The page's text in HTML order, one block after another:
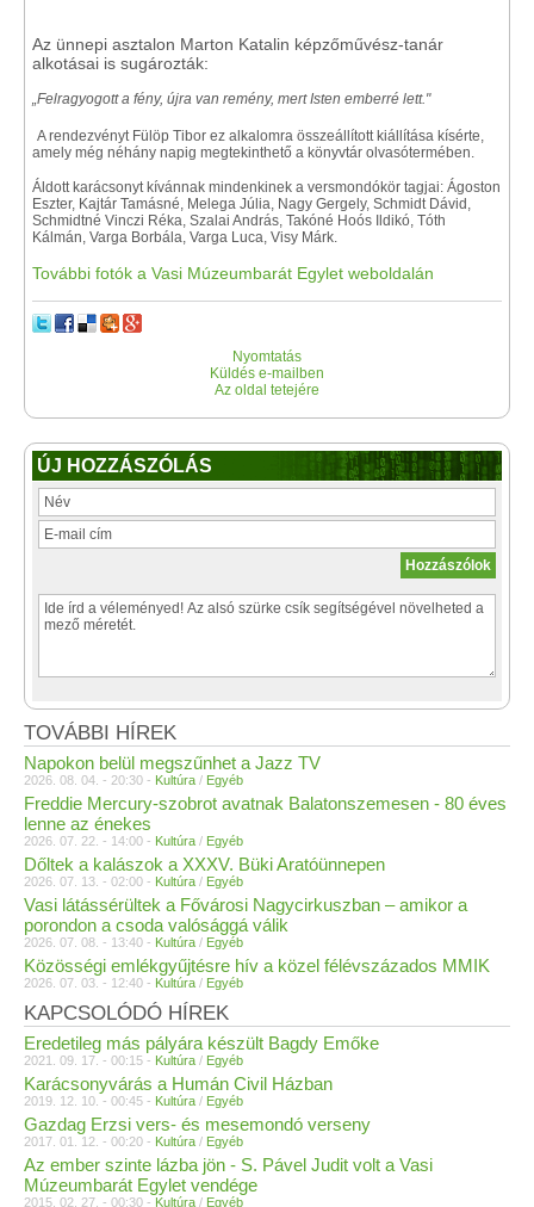
Az ünnepi asztalon Marton Katalin képzőművész-tanár
alkotásai is sugározták:
„Felragyogott a fény, újra van remény, mert Isten emberré lett."
A rendezvényt Fülöp Tibor ez alkalomra összeállított kiállítása kísérte,
amely még néhány napig megtekinthető a könyvtár olvasótermében.
Áldott karácsonyt kívánnak mindenkinek a versmondókör tagjai: Ágoston
Eszter, Kajtár Tamásné, Melega Júlia, Nagy Gergely, Schmidt Dávid,
Schmidtné Vinczi Réka, Szalai András, Takóné Hoós Ildikó, Tóth
Kálmán, Varga Borbála, Varga Luca, Visy Márk.
További fotók a Vasi Múzeumbarát Egylet weboldalán
Nyomtatás
Küldés e-mailben
Az oldal tetejére
ÚJ HOZZÁSZÓLÁS
TOVÁBBI HÍREK
Napokon belül megszűnhet a Jazz TV
2026. 08. 04. - 20:30 - Kultúra / Egyéb
Freddie Mercury-szobrot avatnak Balatonszemesen - 80 éves
lenne az énekes
2026. 07. 22. - 14:00 - Kultúra / Egyéb
Dőltek a kalászok a XXXV. Büki Aratóünnepen
2026. 07. 13. - 02:00 - Kultúra / Egyéb
Vasi látássérültek a Fővárosi Nagycirkuszban – amikor a
porondon a csoda valósággá válik
2026. 07. 08. - 13:40 - Kultúra / Egyéb
Közösségi emlékgyűjtésre hív a közel félévszázados MMIK
2026. 07. 03. - 12:40 - Kultúra / Egyéb
KAPCSOLÓDÓ HÍREK
Eredetileg más pályára készült Bagdy Emőke
2021. 09. 17. - 00:15 - Kultúra / Egyéb
Karácsonyvárás a Humán Civil Házban
2019. 12. 10. - 00:45 - Kultúra / Egyéb
Gazdag Erzsi vers- és mesemondó verseny
2017. 01. 12. - 00:20 - Kultúra / Egyéb
Az ember szinte lázba jön - S. Pável Judit volt a Vasi
Múzeumbarát Egylet vendége
2015. 02. 27. - 00:30 - Kultúra / Egyéb